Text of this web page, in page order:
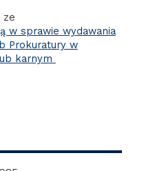
ze
w sprawie wydawania
Prokuratury w
karnym